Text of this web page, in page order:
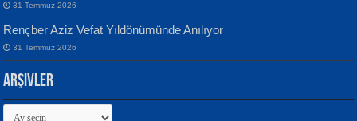
31 Temmuz 2026
Rençber Aziz Vefat Yıldönümünde Anılıyor
31 Temmuz 2026
Arşivler
Arşivler